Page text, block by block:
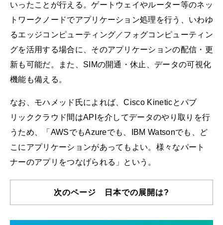
いったことが行える。ゲートウェイやルーター等のネッ
トワークノードでアプリケーション処理を行う、いわゆ
るエッジコンピューティング／フォグコンピューティン
グを活用する場合に、そのアプリケーションの配信・更
新も可能だ。また、SIMの開通・休止、データの可視化
機能も備える。
なお、モハメッド氏によれば、Cisco Kineticとパブ
リッククラウド間はAPIを介してデータのやり取りを行
うため、「AWSでもAzureでも、IBM Watsonでも、ど
こにアプリケーションがあってもよい。様々なパート
ナーのアプリをつなげられる」という。
次のページ 日本での展開は?